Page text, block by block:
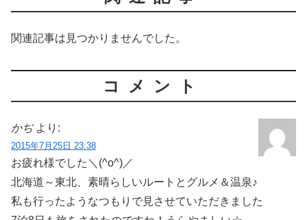
関連記事は見つかりませんでした。
コメント
かぢ より:
2015年7月25日 23:38
お疲れ様でした＼(^o^)／
北海道～東北、素晴らしいルートとグルメ＆温泉♪
私も行ったようなつもりで見させていただきました